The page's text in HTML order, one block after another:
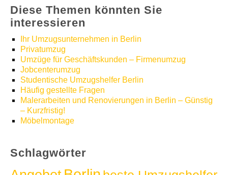
Diese Themen könnten Sie
interessieren
Ihr Umzugsunternehmen in Berlin
Privatumzug
Umzüge für Geschäftskunden – Firmenumzug
Jobcenterumzug
Studentische Umzugshelfer Berlin
Häufig gestellte Fragen
Malerarbeiten und Renovierungen in Berlin – Günstig
– Kurzfristig!
Möbelmontage
Schlagwörter